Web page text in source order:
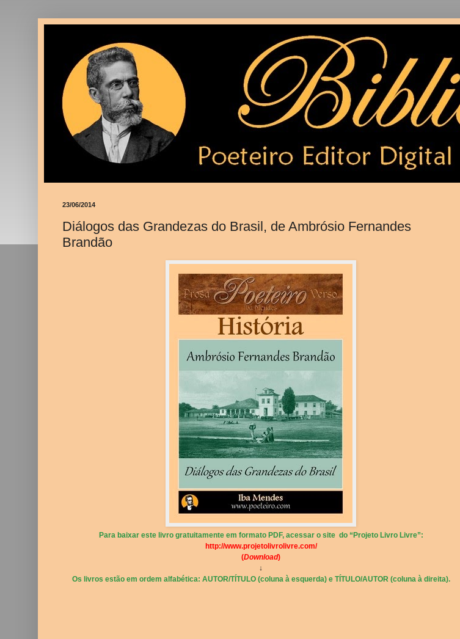
23/06/2014
Diálogos das Grandezas do Brasil, de Ambrósio Fernandes
Brandão
Para baixar este livro gratuitamente em formato PDF, acessar o site do “Projeto Livro Livre”:
http://www.projetolivrolivre.com/
(Download)
↓
Os livros estão em ordem alfabética: AUTOR/TÍTULO (coluna à esquerda) e TÍTULO/AUTOR (coluna à direita).